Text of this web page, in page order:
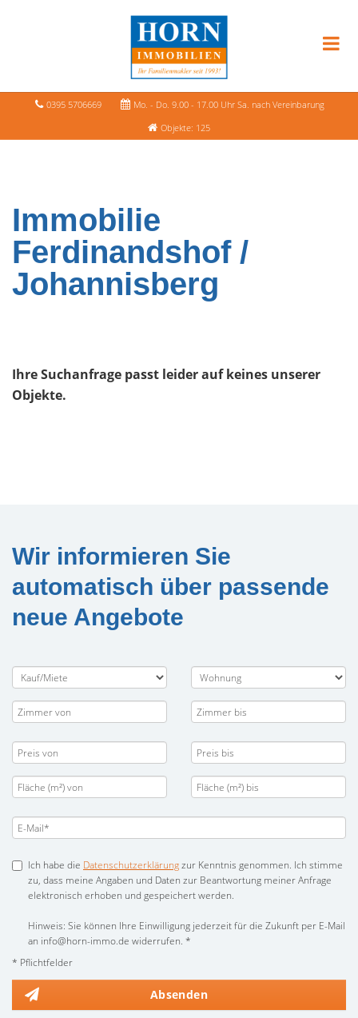
0395 5706669
Mo. - Do. 9.00 - 17.00 Uhr Sa. nach Vereinbarung
Objekte: 125
Immobilie
Ferdinandshof /
Johannisberg
Ihre Suchanfrage passt leider auf keines unserer
Objekte.
Wir informieren Sie
automatisch über passende
neue Angebote
Ich habe die Datenschutzerklärungzur Kenntnis genommen. Ich stimme
zu, dass meine Angaben und Daten zur Beantwortung meiner Anfrage
elektronisch erhoben und gespeichert werden.
Hinweis: Sie können Ihre Einwilligung jederzeit für die Zukunft per E-Mail
an info@horn-immo.de widerrufen. *
* Pflichtfelder
Absenden